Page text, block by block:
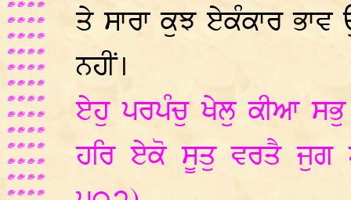
ਤੇ ਸਾਰਾ ਕੁਝ ਏਕੰਕਾਰ
ਨਹੀਂ।
ਏਹੁ ਪਰਪੰਚੁ ਖੇਲੁ ਕੀਆ ਸਭੁ
ਹਰਿ ਏਕੋ ਸੂਤੁ ਵਰਤੈ ਜੁਗ